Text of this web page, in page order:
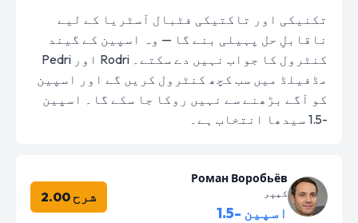
تکنیکی اور تاکتیکی فٹبال آسٹریا کے لیے
ناقابلِ حل پہیلی بنے گا — وہ اسپین کے گیند
کنٹرول کا جواب نہیں دے سکتے۔ Rodri اور Pedri
مڈفیلڈ میں سب کچھ کنٹرول کریں گے اور اسپین
کو آگے بڑھنے سے نہیں روکا جا سکے گا۔ اسپین
-1.5 سیدھا انتخاب ہے۔
Роман Воробьёв
کیپر
اسپین -1.5
شرح 2.00